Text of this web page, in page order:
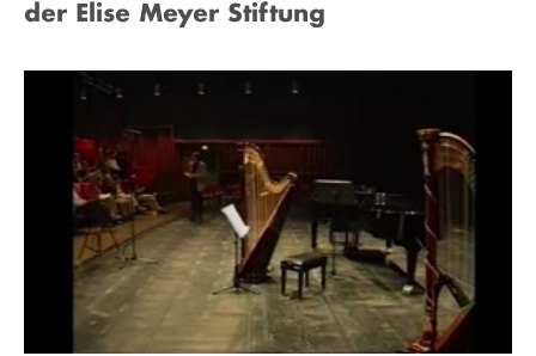
der Elise Meyer Stiftung